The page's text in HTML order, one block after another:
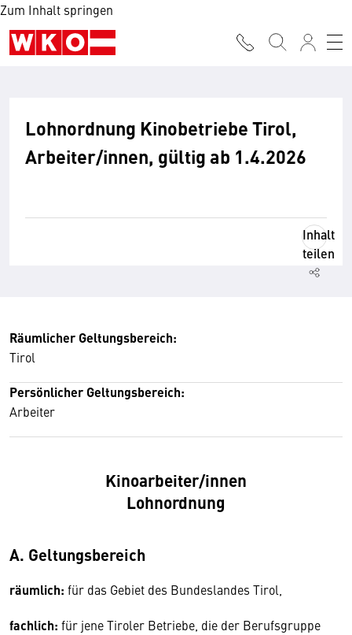
Zum Inhalt springen
Lohnordnung Kinobetriebe Tirol,
Arbeiter/innen, gültig ab 1.4.2026
Inhalt
teilen
Räumlicher Geltungsbereich:
Tirol
Persönlicher Geltungsbereich:
Arbeiter
Kinoarbeiter/innen
Lohnordnung
A. Geltungsbereich
räumlich: für das Gebiet des Bundeslandes Tirol,
fachlich: für jene Tiroler Betriebe, die der Berufsgruppe